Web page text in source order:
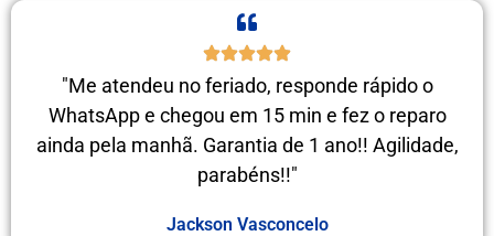
"Me atendeu no feriado, responde rápido o
WhatsApp e chegou em 15 min e fez o reparo
ainda pela manhã. Garantia de 1 ano!! Agilidade,
parabéns!!"
Jackson Vasconcelo